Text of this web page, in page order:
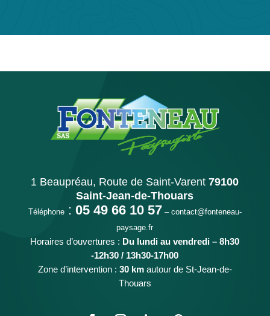
1 Beaupréau, Route de Saint-Varent79100
Saint-Jean-de-Thouars
Téléphone: 05 49 66 10 57 – contact@fonteneau-
paysage.fr
Horaires d’ouvertures : Du lundi au vendredi – 8h30
-12h30 / 13h30-17h00
Zone d’intervention : 30 kmautour de St-Jean-de-
Thouars